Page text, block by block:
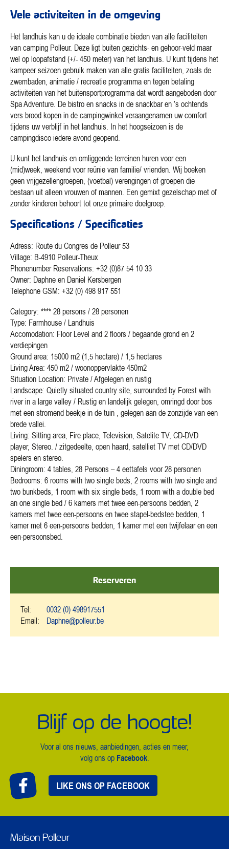
Vele activiteiten in de omgeving
Het landhuis kan u de ideale combinatie bieden van alle faciliteiten
van camping Polleur. Deze ligt buiten gezichts- en gehoor-veld maar
wel op loopafstand (+/- 450 meter) van het landhuis. U kunt tijdens het
kampeer seizoen gebruik maken van alle gratis faciliteiten, zoals de
zwembaden, animatie / recreatie programma en tegen betaling
activiteiten van het buitensportprogramma dat wordt aangeboden door
Spa Adventure. De bistro en snacks in de snackbar en ’s ochtends
vers brood kopen in de campingwinkel veraangenamen uw comfort
tijdens uw verblijf in het landhuis. In het hoogseizoen is de
campingdisco iedere avond geopend.
U kunt het landhuis en omliggende terreinen huren voor een
(mid)week, weekend voor reünie van familie/ vrienden. Wij boeken
geen vrijgezellengroepen, (voetbal) verengingen of groepen die
bestaan uit alleen vrouwen of mannen. Een gemixt gezelschap met of
zonder kinderen behoort tot onze primaire doelgroep.
Specifications / Specificaties
Adress: Route du Congres de Polleur 53
Village: B-4910 Polleur-Theux
Phonenumber Reservations: +32 (0)87 54 10 33
Owner: Daphne en Daniel Kersbergen
Telephone GSM: +32 (0) 498 917 551
Category: **** 28 persons / 28 personen
Type: Farmhouse / Landhuis
Accomodation: Floor Level and 2 floors / begaande grond en 2
verdiepingen
Ground area: 15000 m2 (1,5 hectare) / 1,5 hectares
Living Area: 450 m2 / woonoppervlakte 450m2
Situation Location: Private / Afgelegen en rustig
Landscape: Quietly situated country site, surrounded by Forest with
river in a large valley / Rustig en landelijk gelegen, omringd door bos
met een stromend beekje in de tuin , gelegen aan de zonzijde van een
brede vallei.
Living: Sitting area, Fire place, Television, Satelite TV, CD-DVD
player, Stereo. / zitgedeelte, open haard, satelliet TV met CD/DVD
spelers en stereo.
Diningroom: 4 tables, 28 Persons – 4 eettafels voor 28 personen
Bedrooms: 6 rooms with two single beds, 2 rooms with two single and
two bunkbeds, 1 room with six single beds, 1 room with a double bed
an one single bed / 6 kamers met twee een-persoons bedden, 2
kamers met twee een-persoons en twee stapel-bedstee bedden, 1
kamer met 6 een-persoons bedden, 1 kamer met een twijfelaar en een
een-persoonsbed.
Reserveren
Tel:
0032 (0) 498917551
Email:
Daphne@polleur.be
Blijf op de hoogte!
Voor al ons nieuws, aanbiedingen, acties en meer,
volg ons op Facebook.
LIKE ONS OP FACEBOOK
Maison Polleur